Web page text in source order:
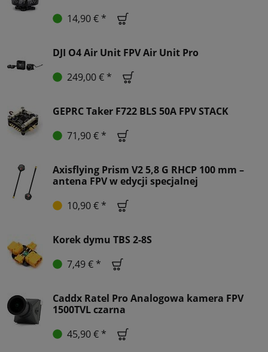
14,90 € *
DJI O4 Air Unit FPV Air Unit Pro
249,00 € *
GEPRC Taker F722 BLS 50A FPV STACK
71,90 € *
Axisflying Prism V2 5,8 G RHCP 100 mm –
antena FPV w edycji specjalnej
10,90 € *
Korek dymu TBS 2-8S
7,49 € *
Caddx Ratel Pro Analogowa kamera FPV
1500TVL czarna
45,90 € *